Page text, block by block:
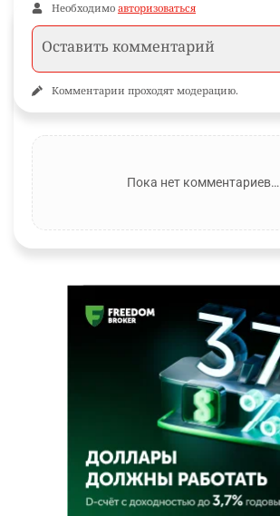
Необходимо авторизоваться
Комментарии проходят модерацию.
Пока нет комментариев…